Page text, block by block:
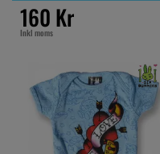
160 Kr
Inkl moms